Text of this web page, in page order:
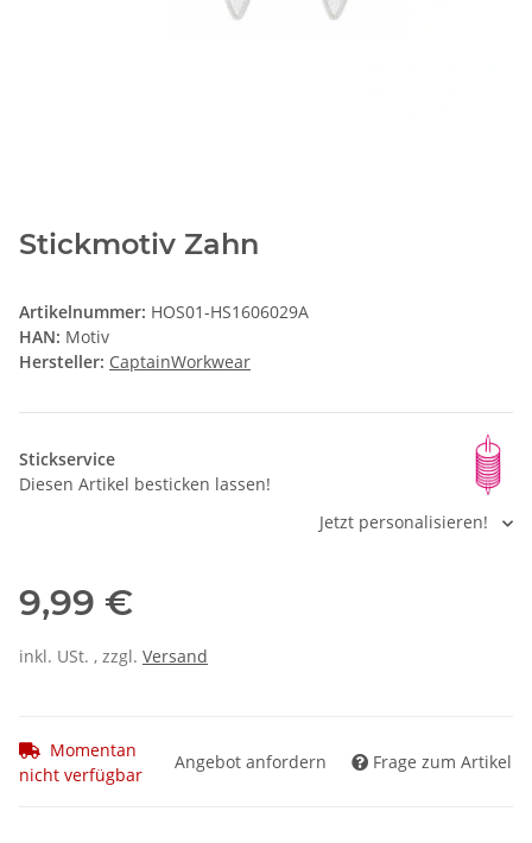
Stickmotiv Zahn
Artikelnummer: HOS01-HS1606029A
HAN: Motiv
Hersteller: CaptainWorkwear
Stickservice
Diesen Artikel besticken lassen!
Jetzt personalisieren!
9,99 €
inkl. USt. , zzgl. Versand
Momentan
nicht verfügbar
Angebot anfordern Frage zum Artikel